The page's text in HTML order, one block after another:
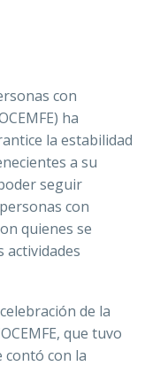
con
ha
la estabilidad
a su
seguir
con
quienes se
actividades
de la
que tuvo
contó con la